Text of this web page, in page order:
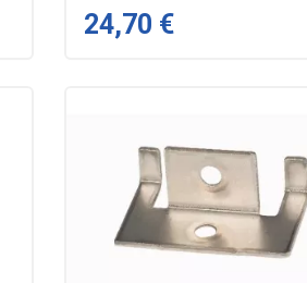
24,70 €